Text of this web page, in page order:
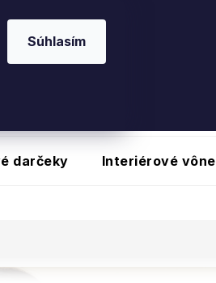
na vybrané produkty
Súhlasím
darčeky Interiérové vône